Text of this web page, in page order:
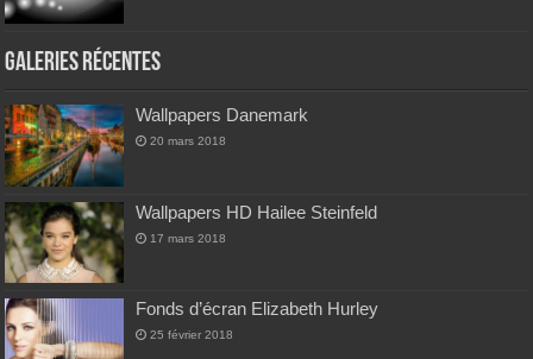
Galeries Récentes
Wallpapers Danemark
20 mars 2018
Wallpapers HD Hailee Steinfeld
17 mars 2018
Fonds d’écran Elizabeth Hurley
25 février 2018